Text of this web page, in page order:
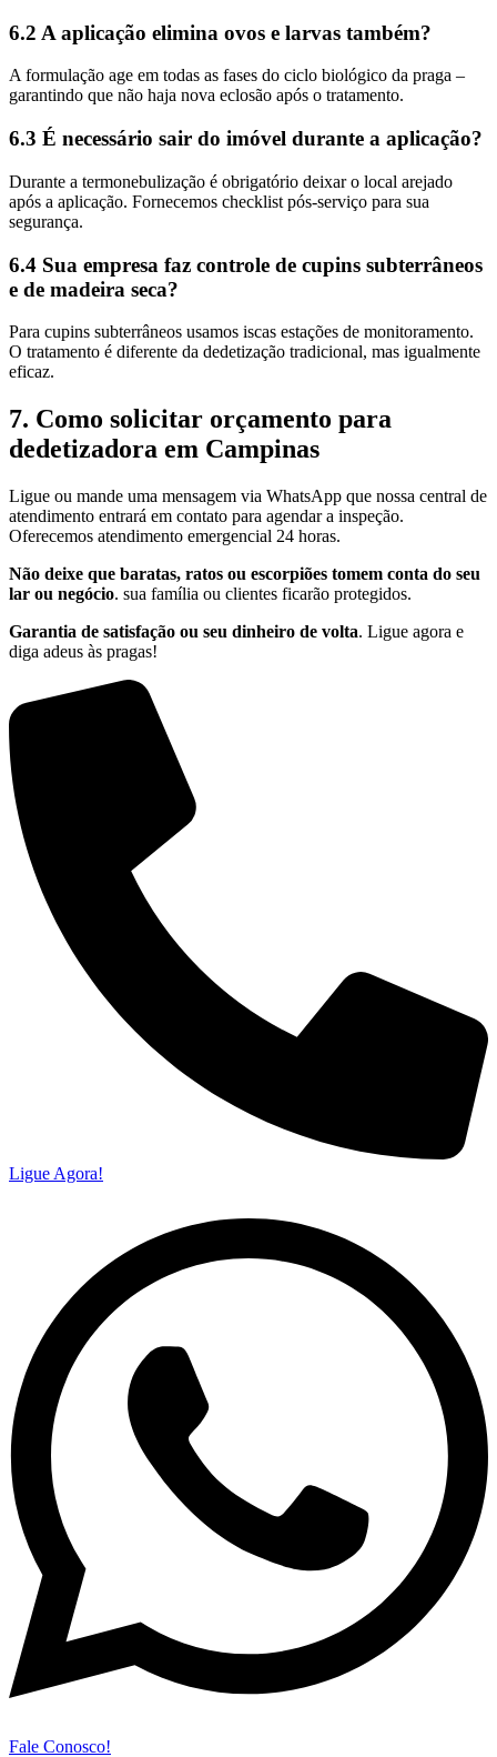
6.2 A aplicação elimina ovos e larvas também?
A formulação age em todas as fases do ciclo biológico da praga –
garantindo que não haja nova eclosão após o tratamento.
6.3 É necessário sair do imóvel durante a aplicação?
Durante a termonebulização é obrigatório deixar o local arejado
após a aplicação. Fornecemos checklist pós-serviço para sua
segurança.
6.4 Sua empresa faz controle de cupins subterrâneos
e de madeira seca?
Para cupins subterrâneos usamos iscas estações de monitoramento.
O tratamento é diferente da dedetização tradicional, mas igualmente
eficaz.
7. Como solicitar orçamento para
dedetizadora em Campinas
Ligue ou mande uma mensagem via WhatsApp que nossa central de
atendimento entrará em contato para agendar a inspeção.
Oferecemos atendimento emergencial 24 horas.
Não deixe que baratas, ratos ou escorpiões tomem conta do seu
lar ou negócio. sua família ou clientes ficarão protegidos.
Garantia de satisfação ou seu dinheiro de volta. Ligue agora e
diga adeus às pragas!
Ligue Agora!
Fale Conosco!